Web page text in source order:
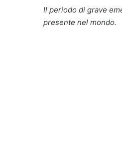
Il periodo di grave
presente nel mondo.